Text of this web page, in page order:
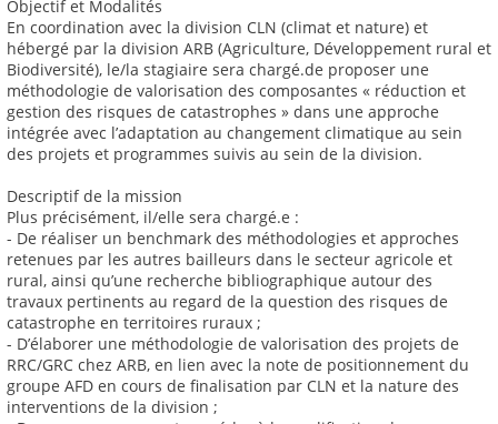
Objectif et Modalités
En coordination avec la division CLN (climat et nature) et
hébergé par la division ARB (Agriculture, Développement rural et
Biodiversité), le/la stagiaire sera chargé.de proposer une
méthodologie de valorisation des composantes « réduction et
gestion des risques de catastrophes » dans une approche
intégrée avec l’adaptation au changement climatique au sein
des projets et programmes suivis au sein de la division.
Descriptif de la mission
Plus précisément, il/elle sera chargé.e :
- De réaliser un benchmark des méthodologies et approches
retenues par les autres bailleurs dans le secteur agricole et
rural, ainsi qu’une recherche bibliographique autour des
travaux pertinents au regard de la question des risques de
catastrophe en territoires ruraux ;
- D’élaborer une méthodologie de valorisation des projets de
RRC/GRC chez ARB, en lien avec la note de positionnement du
groupe AFD en cours de finalisation par CLN et la nature des
interventions de la division ;